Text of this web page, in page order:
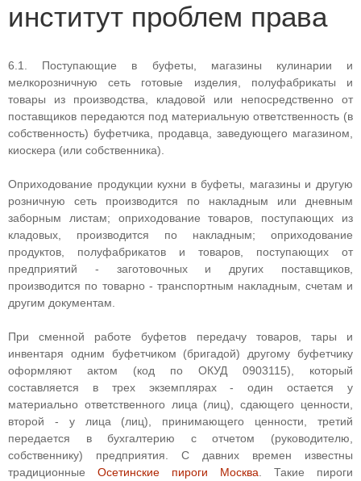
институт проблем права
6.1. Поступающие в буфеты, магазины кулинарии и
мелкорозничную сеть готовые изделия, полуфабрикаты и
товары из производства, кладовой или непосредственно от
поставщиков передаются под материальную ответственность (в
собственность) буфетчика, продавца, заведующего магазином,
киоскера (или собственника).
Оприходование продукции кухни в буфеты, магазины и другую
розничную сеть производится по накладным или дневным
заборным листам; оприходование товаров, поступающих из
кладовых, производится по накладным; оприходование
продуктов, полуфабрикатов и товаров, поступающих от
предприятий - заготовочных и других поставщиков,
производится по товарно - транспортным накладным, счетам и
другим документам.
При сменной работе буфетов передачу товаров, тары и
инвентаря одним буфетчиком (бригадой) другому буфетчику
оформляют актом (код по ОКУД 0903115), который
составляется в трех экземплярах - один остается у
материально ответственного лица (лиц), сдающего ценности,
второй - у лица (лиц), принимающего ценности, третий
передается в бухгалтерию с отчетом (руководителю,
собственнику) предприятия. С давних времен известны
традиционные Осетинские пироги Москва . Такие пироги